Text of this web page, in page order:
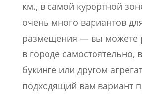
км., в самой курортной
очень много вариантов
размещения — вы можете
в городе самостоятельно,
букинге или другом
подходящий вам вариант